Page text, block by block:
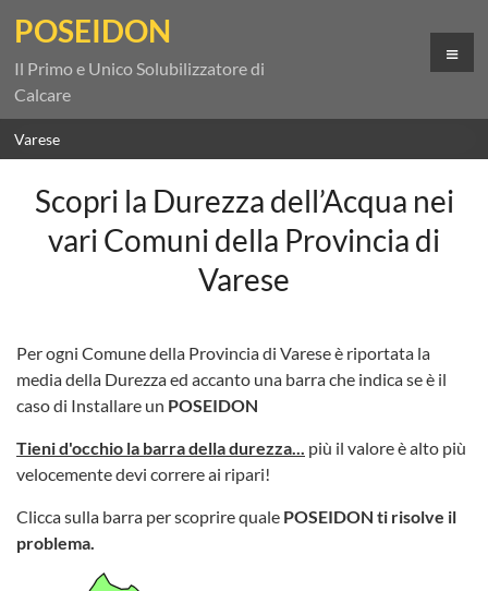
POSEIDON
Il Primo e Unico Solubilizzatore di
Calcare
Varese
Scopri la Durezza dell’Acqua nei
vari Comuni della Provincia di
Varese
Per ogni Comune della Provincia di Varese è riportata la
media della Durezza ed accanto una barra che indica se è il
caso di Installare un POSEIDON
Tieni d'occhio la barra della durezza... più il valore è alto più
velocemente devi correre ai ripari!
Clicca sulla barra per scoprire quale POSEIDON ti risolve il
problema.